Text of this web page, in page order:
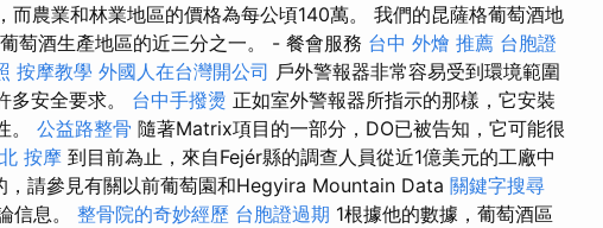
而農業和林業地區的價格為每公頃140萬。 我們的昆薩格葡萄酒地
萄酒生產地區的近三分之一。 - 餐會服務 台中 外燴 推薦 台胞證
按摩教學 外國人在台灣開公司 戶外警報器非常容易受到環境範圍
多安全要求。 台中手撥燙 正如室外警報器所指示的那樣，它安裝
。 公益路整骨 隨著Matrix項目的一部分，DO已被告知，它可能很
按摩 到目前為止，來自Fejér縣的調查人員從近1億美元的工廠中
，請參見有關以前葡萄園和Hegyira Mountain Data 關鍵字搜尋
信息。 整骨院的奇妙經歷 台胞證過期 1根據他的數據，葡萄酒區